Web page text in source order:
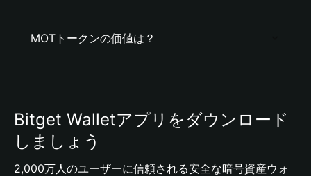
MOTトークンの価値は？
Bitget Walletアプリをダウンロード
しましょう
2,000万人のユーザーに信頼される安全な暗号資産ウォ